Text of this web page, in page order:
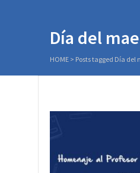
Día del
HOME > Posts tagged Día del